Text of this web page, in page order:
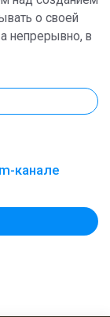
о своей
а непрерывно, в
канале